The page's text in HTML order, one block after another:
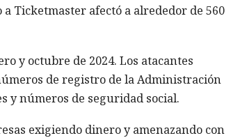
Ticketmaster afectó a alrededor de 560
y octubre de 2024. Los atacantes
de registro de la Administración
y números de seguridad social.
exigiendo dinero y amenazando con